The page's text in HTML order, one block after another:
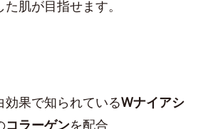
肌が目指せます。
効果で知られているWナイアシ
コラーゲンを配合